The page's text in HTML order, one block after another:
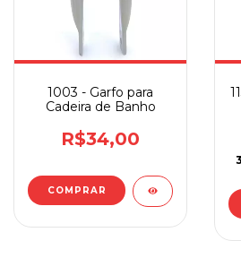
1003 - Garfo para
Cadeira de Banho
R$34,00
3